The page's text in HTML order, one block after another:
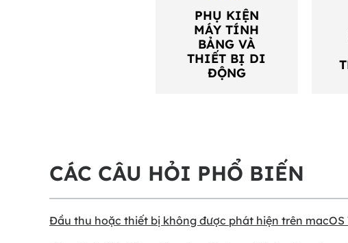
PHỤ KIỆN
MÁY TÍNH
BẢNG VÀ
THIẾT BỊ DI
ĐỘNG
CÁC CÂU HỎI PHỔ BIẾN
Đầu thu hoặc thiết bị không được phát hiện trên macOS